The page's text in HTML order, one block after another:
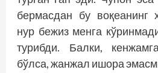
бермасдан бу воқеанинг
нур бежиз менга
турибди. Балки,
бўлса, жанжал ишора